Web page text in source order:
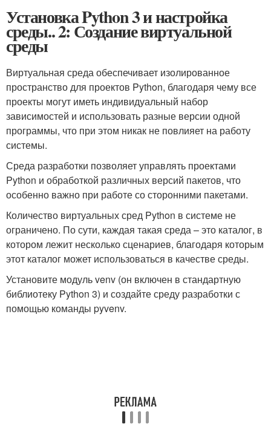
Установка Python 3 и настройка
среды.. 2: Создание виртуальной
среды
Виртуальная среда обеспечивает изолированное
пространство для проектов Python, благодаря чему все
проекты могут иметь индивидуальный набор
зависимостей и использовать разные версии одной
программы, что при этом никак не повлияет на работу
системы.
Среда разработки позволяет управлять проектами
Python и обработкой различных версий пакетов, что
особенно важно при работе со сторонними пакетами.
Количество виртуальных сред Python в системе не
ограничено. По сути, каждая такая среда – это каталог, в
котором лежит несколько сценариев, благодаря которым
этот каталог может использоваться в качестве среды.
Установите модуль venv (он включен в стандартную
библиотеку Python 3) и создайте среду разработки с
помощью команды pyvenv.